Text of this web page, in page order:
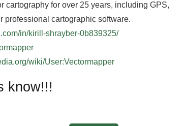
cartography for over 25 years, including GPS,
professional cartographic software.
in/kirill-shrayber-0b839325/
wiki/User:Vectormapper
know!!!